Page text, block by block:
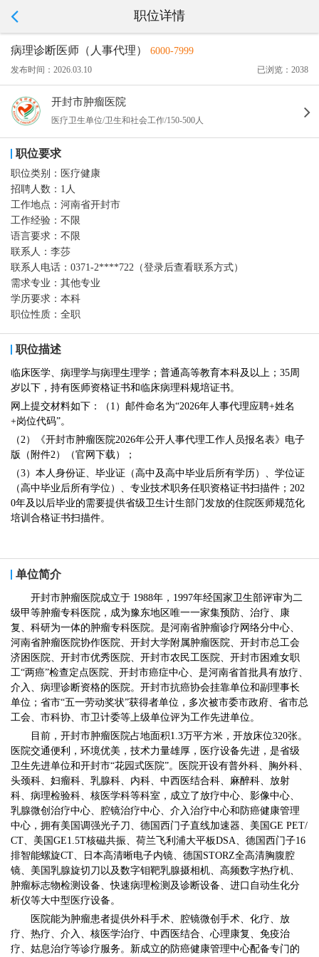
职位详情
病理诊断医师（人事代理） 6000-7999
发布时间：2026.03.10 已浏览：2038
开封市肿瘤医院
医疗卫生单位/卫生和社会工作/150-500人
职位要求
职位类别： 医疗健康
招聘人数： 1人
工作地点： 河南省开封市
工作经验： 不限
语言要求： 不限
联系人： 李莎
联系人电话： 0371-2****722（登录后查看联系方式）
需求专业： 其他专业
学历要求： 本科
职位性质： 全职
职位描述
临床医学、病理学与病理生理学；普通高等教育本科及以上；35周
岁以下，持有医师资格证书和临床病理科规培证书。
网上提交材料如下：（1）邮件命名为“2026年人事代理应聘+姓名
+岗位代码”。
（2）《开封市肿瘤医院2026年公开人事代理工作人员报名表》电子
版（附件2）（官网下载）；
（3）本人身份证、毕业证（高中及高中毕业后所有学历）、学位证
（高中毕业后所有学位）、专业技术职务任职资格证书扫描件；202
0年及以后毕业的需要提供省级卫生计生部门发放的住院医师规范化
培训合格证书扫描件。
单位简介
开封市肿瘤医院成立于 1988年，1997年经国家卫生部评审为二
级甲等肿瘤专科医院，成为豫东地区唯一一家集预防、治疗、康
复、科研为一体的肿瘤专科医院。是河南省肿瘤诊疗网络分中心、
河南省肿瘤医院协作医院、开封大学附属肿瘤医院、开封市总工会
济困医院、开封市优秀医院、开封市农民工医院、开封市困难女职
工“两癌”检查定点医院、开封市癌症中心、是河南省首批具有放疗、
介入、病理诊断资格的医院。开封市抗癌协会挂靠单位和副理事长
单位；省市“五一劳动奖状”获得者单位，多次被市委市政府、省市总
工会、市科协、市卫计委等上级单位评为工作先进单位。
目前，开封市肿瘤医院占地面积1.3万平方米，开放床位320张。
医院交通便利，环境优美，技术力量雄厚，医疗设备先进，是省级
卫生先进单位和开封市“花园式医院”。医院开设有普外科、胸外科、
头颈科、妇瘤科、乳腺科、内科、中西医结合科、麻醉科、放射
科、病理检验科、核医学科等科室，成立了放疗中心、影像中心、
乳腺微创治疗中心、腔镜治疗中心、介入治疗中心和防癌健康管理
中心，拥有美国调强光子刀、德国西门子直线加速器、美国GE PET/
CT、美国GE1.5T核磁共振、荷兰飞利浦大平板DSA、德国西门子16
排智能螺旋CT、日本高清晰电子内镜、德国STORZ全高清胸腹腔
镜、美国乳腺旋切刀以及数字钼靶乳腺摄相机、高频数字热疗机、
肿瘤标志物检测设备、快速病理检测及诊断设备、进口自动生化分
析仪等大中型医疗设备。
医院能为肿瘤患者提供外科手术、腔镜微创手术、化疗、放
疗、热疗、介入、核医学治疗、中西医结合、心理康复、免疫治
疗、姑息治疗等诊疗服务。新成立的防癌健康管理中心配备专门的